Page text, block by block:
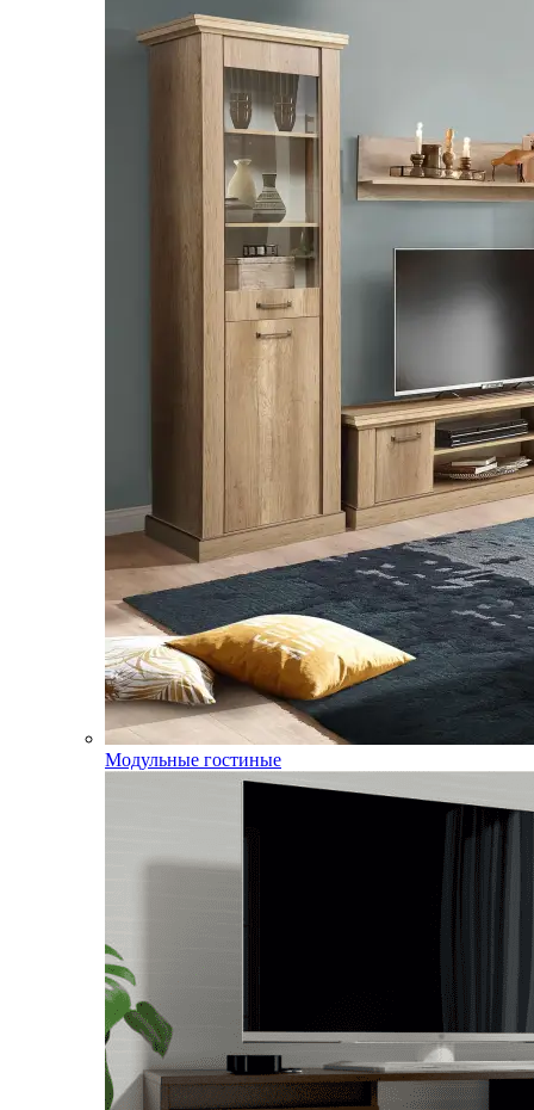
Модульные гостиные